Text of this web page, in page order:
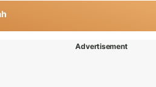
Advertisement